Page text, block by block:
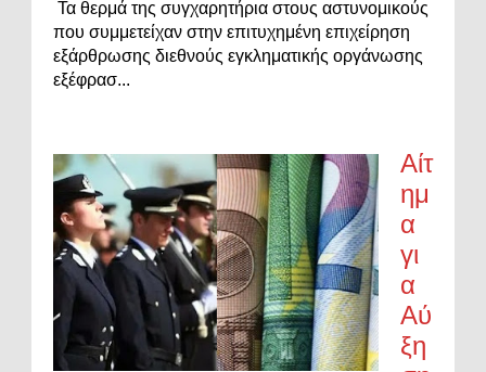
Τα θερμά της συγχαρητήρια στους αστυνομικούς
που συμμετείχαν στην επιτυχημένη επιχείρηση
εξάρθρωσης διεθνούς εγκληματικής οργάνωσης
εξέφρασ...
Αίτ
ημ
α
γι
α
Αύ
ξη